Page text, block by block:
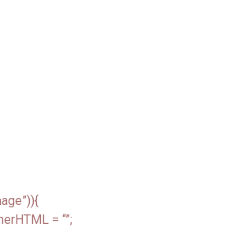
= “”;